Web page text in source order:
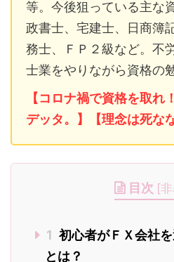
等。今後狙っている主な
政書士、宅建士、日商簿
務士、ＦＰ２級など。不
士業をやりながら資格の
【コロナ禍で資格を取れ
デッタ。】【理念は死な
目次 [
1 初心者がＦＸ会社
とは？